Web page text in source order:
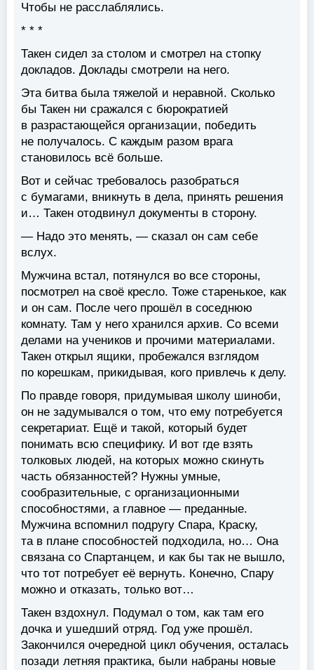
Чтобы не расслаблялись.
* * *
Такен сидел за столом и смотрел на стопку
докладов. Доклады смотрели на него.
Эта битва была тяжелой и неравной. Сколько
бы Такен ни сражался с бюрократией
в разрастающейся организации, победить
не получалось. С каждым разом врага
становилось всё больше.
Вот и сейчас требовалось разобраться
с бумагами, вникнуть в дела, принять решения
и… Такен отодвинул документы в сторону.
— Надо это менять, — сказал он сам себе
вслух.
Мужчина встал, потянулся во все стороны,
посмотрел на своё кресло. Тоже старенькое, как
и он сам. После чего прошёл в соседнюю
комнату. Там у него хранился архив. Со всеми
делами на учеников и прочими материалами.
Такен открыл ящики, пробежался взглядом
по корешкам, прикидывая, кого привлечь к делу.
По правде говоря, придумывая школу шиноби,
он не задумывался о том, что ему потребуется
секретариат. Ещё и такой, который будет
понимать всю специфику. И вот где взять
толковых людей, на которых можно скинуть
часть обязанностей? Нужны умные,
сообразительные, с организационными
способностями, а главное — преданные.
Мужчина вспомнил подругу Спара, Краску,
та в плане способностей подходила, но… Она
связана со Спартанцем, и как бы так не вышло,
что тот потребует её вернуть. Конечно, Спару
можно и отказать, только вот…
Такен вздохнул. Подумал о том, как там его
дочка и ушедший отряд. Год уже прошёл.
Закончился очередной цикл обучения, осталась
позади летняя практика, были набраны новые